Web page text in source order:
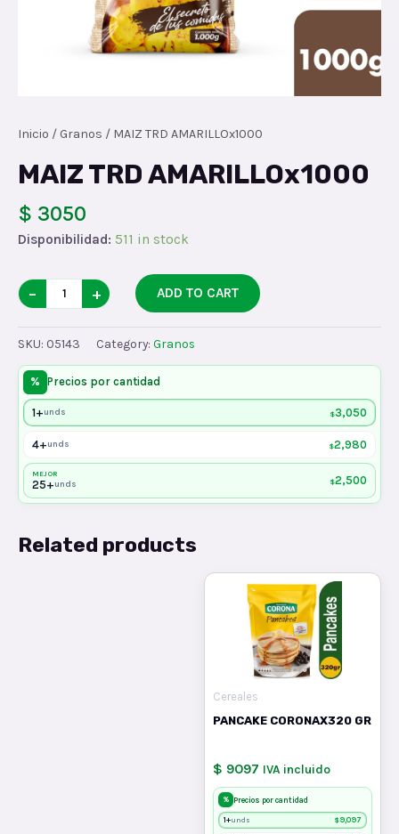
Inicio / Granos / MAIZ TRD AMARILLOx1000
MAIZ TRD AMARILLOx1000
$ 3050
Disponibilidad: 511 in stock
MAIZ
TRD
AMARILLOx1000
quantity
− + ADD TO CART
SKU: 05143 Category: Granos
% Precios por cantidad
1+unds $3,050
4+unds $2,980
MEJOR
25+unds $2,500
Related products
Cereales
PANCAKE CORONAX320 GR
$ 9097 IVA incluido
% Precios por cantidad
1+unds $9,097